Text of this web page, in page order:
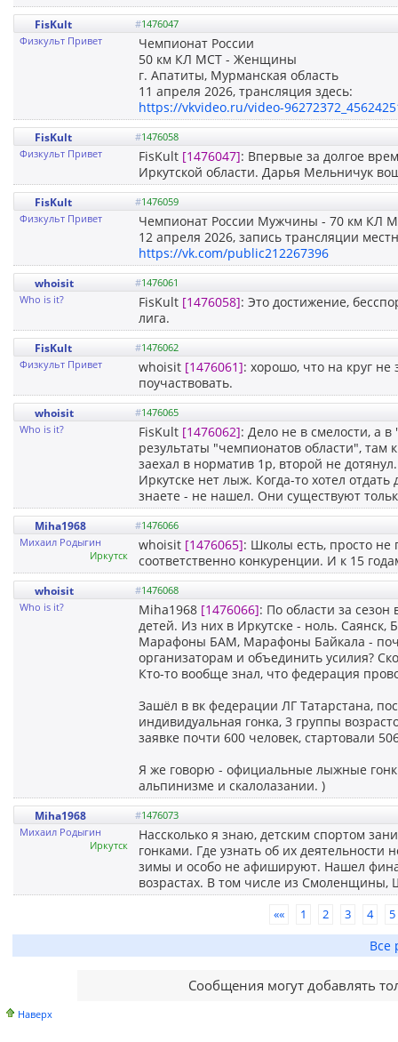
FisKult #1476047
Физкульт Привет
Чемпионат России
50 км КЛ МСТ - Женщины
г. Апатиты, Мурманская область
11 апреля 2026, трансляция здесь:
https://vkvideo.ru/video-
FisKult #1476058
Физкульт Привет
FisKult [1476047]: Впервые за долгое
Иркутской области. Дарья Мельничук
FisKult #1476059
Физкульт Привет
Чемпионат России Мужчины - 70 км КЛ
12 апреля 2026, запись трансляции
https://vk.com/public212267396
whoisit #1476061
Who is it?
FisKult [1476058]: Это достижение,
лига.
FisKult #1476062
Физкульт Привет
whoisit [1476061]: хорошо, что на круг
поучаствовать.
whoisit #1476065
Who is it?
FisKult [1476062]: Дело не в смелости, а
результаты "чемпионатов области", там
заехал в норматив 1р, второй не
Иркутске нет лыж. Когда-то хотел
знаете - не нашел. Они существуют
Miha1968 #1476066
Михаил Родыгин
Иркутск
whoisit [1476065]: Школы есть, просто не
соответственно конкуренции. И к 15
whoisit #1476068
Who is it?
Miha1968 [1476066]: По области за
детей. Из них в Иркутске - ноль. Саянск,
Марафоны БАМ, Марафоны Байкала -
организаторам и объединить усилия?
Кто-то вообще знал, что федерация
Зашёл в вк федерации ЛГ Татарстана,
индивидуальная гонка, 3 группы
заявке почти 600 человек, стартовали
Я же говорю - официальные лыжные
альпинизме и скалолазании. )
Miha1968 #1476073
Михаил Родыгин
Иркутск
Нассколько я знаю, детским спортом
гонками. Где узнать об их
зимы и особо не афишируют. Нашел
возрастах. В том числе из
«« 1 2 3 4 5
Все
Сообщения могут добавлять
Наверх